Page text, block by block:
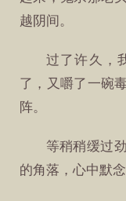
越阴间。
过了许久，
了，又嚼了一碗
阵。
等稍稍缓过
的角落，心中默